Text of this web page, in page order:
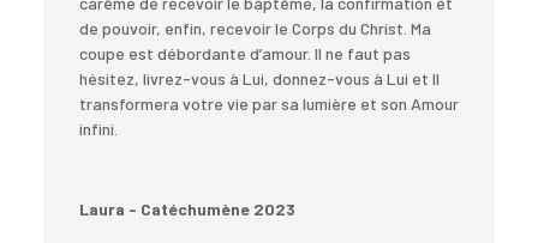
de pouvoir, enfin, recevoir le Corps du Christ. Ma
coupe est débordante d’amour. Il ne faut pas
hésitez, livrez-vous à Lui, donnez-vous à Lui et Il
transformera votre vie par sa lumière et son Amour
infini.
Laura - Catéchumène 2023